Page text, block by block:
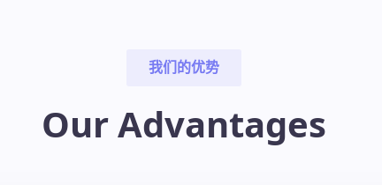
我们的优势
Our Advantages